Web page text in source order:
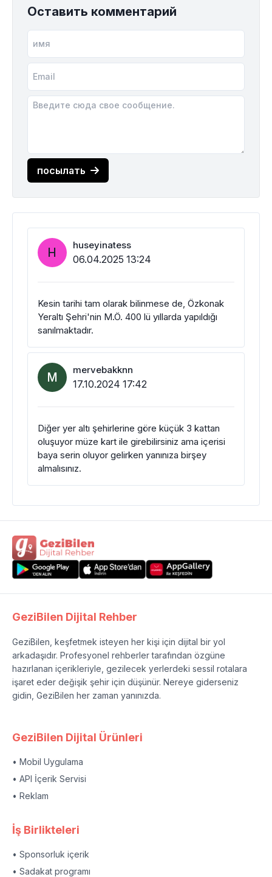
Оставить комментарий
посылать
H huseyinatess
06.04.2025 13:24
Kesin tarihi tam olarak bilinmese de, Özkonak
Yeraltı Şehri'nin M.Ö. 400 lü yıllarda yapıldığı
sanılmaktadır.
M mervebakknn
17.10.2024 17:42
Diğer yer altı şehirlerine göre küçük 3 kattan
oluşuyor müze kart ile girebilirsiniz ama içerisi
baya serin oluyor gelirken yanınıza birşey
almalısınız.
GeziBilen Dijital Rehber
GeziBilen, keşfetmek isteyen her kişi için dijital bir yol
arkadaşıdır. Profesyonel rehberler tarafından özgüne
hazırlanan içerikleriyle, gezilecek yerlerdeki sessil rotalara
işaret eder değişik şehir için düşünür. Nereye giderseniz
gidin, GeziBilen her zaman yanınızda.
GeziBilen Dijital Ürünleri
• Mobil Uygulama
• API İçerik Servisi
• Reklam
İş Birlikteleri
• Sponsorluk içerik
• Sadakat programı